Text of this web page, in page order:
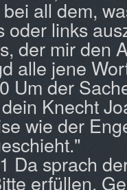
all dem,
oder links
der mir den
alle jene
Um der
Knecht
wie der
Da sprach
erfüllen.